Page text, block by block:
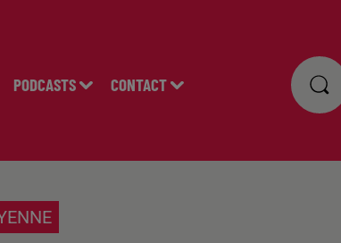
PODCASTS CONTACT